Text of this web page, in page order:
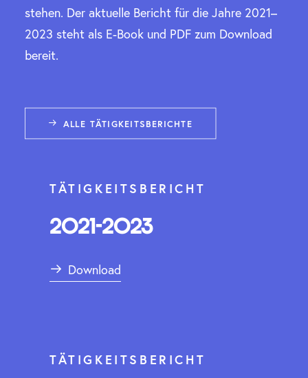
stehen. Der aktuelle Bericht für die Jahre 2021–
2023 steht als E-Book und PDF zum Download
bereit.
ALLE TÄTIGKEITSBERICHTE
TÄTIGKEITSBERICHT
2021-2023
Download
TÄTIGKEITSBERICHT